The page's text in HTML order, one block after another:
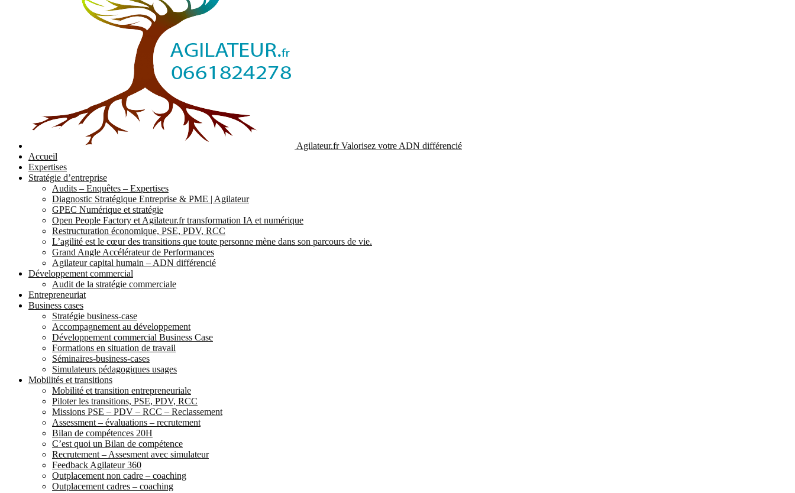
Agilateur.frValorisez votre ADN différencié
Accueil
Expertises
Stratégie d’entreprise
Audits – Enquêtes – Expertises
Diagnostic Stratégique Entreprise & PME | Agilateur
GPEC Numérique et stratégie
Open People Factory et Agilateur.fr transformation IA et numérique
Restructuration économique, PSE, PDV, RCC
L’agilité est le cœur des transitions que toute personne mène dans son parcours de vie.
Grand Angle Accélérateur de Performances
Agilateur capital humain – ADN différencié
Développement commercial
Audit de la stratégie commerciale
Entrepreneuriat
Business cases
Stratégie business-case
Accompagnement au développement
Développement commercial Business Case
Formations en situation de travail
Séminaires-business-cases
Simulateurs pédagogiques usages
Mobilités et transitions
Mobilité et transition entrepreneuriale
Piloter les transitions, PSE, PDV, RCC
Missions PSE – PDV – RCC – Reclassement
Assessment – évaluations – recrutement
Bilan de compétences 20H
C’est quoi un Bilan de compétence
Recrutement – Assesment avec simulateur
Feedback Agilateur 360
Outplacement non cadre – coaching
Outplacement cadres – coaching